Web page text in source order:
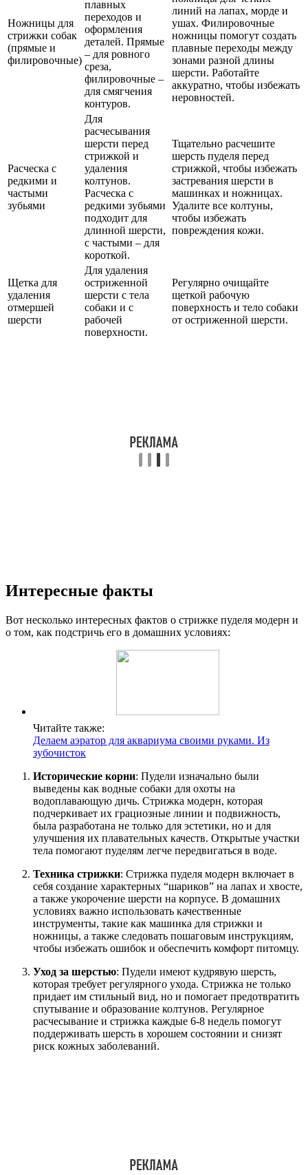
Ножницы для
стрижки собак
(прямые и
филировочные)
плавных
переходов и
оформления
деталей. Прямые
– для ровного
среза,
филировочные –
для смягчения
контуров.
линий на лапах, морде и
ушах. Филировочные
ножницы помогут создать
плавные переходы между
зонами разной длины
шерсти. Работайте
аккуратно, чтобы избежать
неровностей.
Расческа с
редкими и
частыми
зубьями
Для
расчесывания
шерсти перед
стрижкой и
удаления
колтунов.
Расческа с
редкими зубьями
подходит для
длинной шерсти,
с частыми – для
короткой.
Тщательно расчешите
шерсть пуделя перед
стрижкой, чтобы избежать
застревания шерсти в
машинках и ножницах.
Удалите все колтуны,
чтобы избежать
повреждения кожи.
Щетка для
удаления
отмершей
шерсти
Для удаления
остриженной
шерсти с тела
собаки и с
рабочей
поверхности.
Регулярно очищайте
щеткой рабочую
поверхность и тело собаки
от остриженной шерсти.
Интересные факты
Вот несколько интересных фактов о стрижке пуделя модерн и
о том, как подстричь его в домашних условиях:
Читайте также:
Делаем аэратор для аквариума своими руками. Из
зубочисток
Исторические корни: Пудели изначально были
выведены как водные собаки для охоты на
водоплавающую дичь. Стрижка модерн, которая
подчеркивает их грациозные линии и подвижность,
была разработана не только для эстетики, но и для
улучшения их плавательных качеств. Открытые участки
тела помогают пуделям легче передвигаться в воде.
Техника стрижки: Стрижка пуделя модерн включает в
себя создание характерных “шариков” на лапах и хвосте,
а также укорочение шерсти на корпусе. В домашних
условиях важно использовать качественные
инструменты, такие как машинка для стрижки и
ножницы, а также следовать пошаговым инструкциям,
чтобы избежать ошибок и обеспечить комфорт питомцу.
Уход за шерстью: Пудели имеют кудрявую шерсть,
которая требует регулярного ухода. Стрижка не только
придает им стильный вид, но и помогает предотвратить
спутывание и образование колтунов. Регулярное
расчесывание и стрижка каждые 6-8 недель помогут
поддерживать шерсть в хорошем состоянии и снизят
риск кожных заболеваний.